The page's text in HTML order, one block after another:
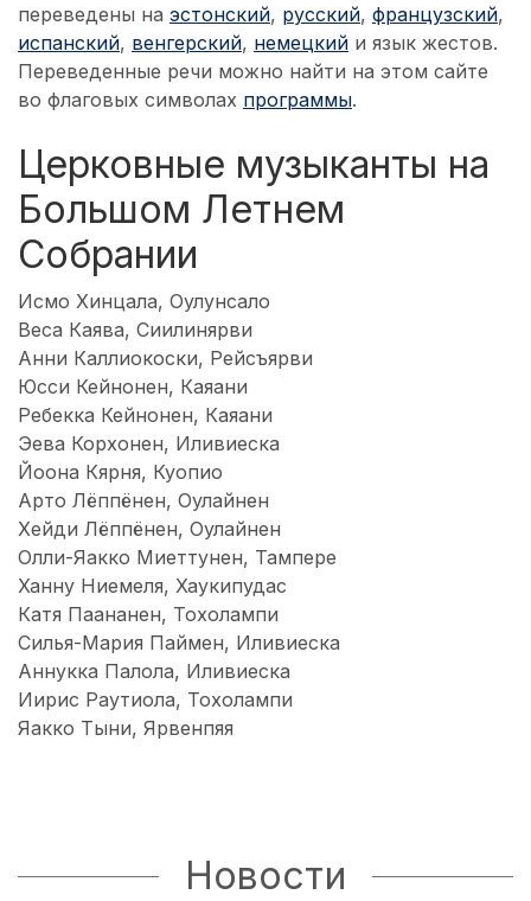
переведены на эстонский, русский, французский,
испанский, венгерский, немецкий и язык жестов.
Переведенные речи можно найти на этом сайте
во флаговых символах программы.
Церковные музыканты на
Большом Летнем
Собрании
Исмо Хинцала, Оулунсало
Веса Каява, Сиилинярви
Анни Каллиокоски, Рейсъярви
Юсси Кейнонен, Каяани
Ребекка Кейнонен, Каяани
Эева Корхонен, Иливиеска
Йоона Кярня, Куопио
Арто Лёппёнен, Оулайнен
Хейди Лёппёнен, Оулайнен
Олли-Яакко Миеттунен, Тампере
Ханну Ниемеля, Хаукипудас
Катя Паананен, Тохолампи
Силья-Мария Паймен, Иливиеска
Аннукка Палола, Иливиеска
Иирис Раутиола, Тохолампи
Яакко Тыни, Ярвенпяя
Новости